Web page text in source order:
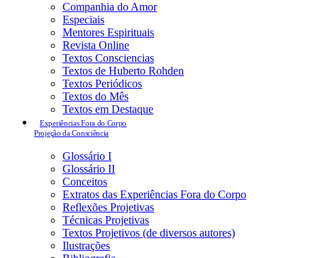
Companhia do Amor
Especiais
Mentores Espirituais
Revista Online
Textos Consciencias
Textos de Huberto Rohden
Textos Periódicos
Textos do Mês
Textos em Destaque
Experiências Fora do Corpo
Projeção da Consciência
Glossário I
Glossário II
Conceitos
Extratos das Experiências Fora do Corpo
Reflexões Projetivas
Técnicas Projetivas
Textos Projetivos (de diversos autores)
Ilustrações